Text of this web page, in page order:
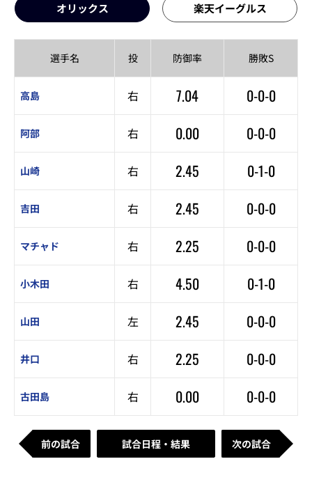
オリックス 楽天イーグルス
選手名 投 防御率 勝敗S
高島 右 7.04 0-0-0
阿部 右 0.00 0-0-0
山崎 右 2.45 0-1-0
吉田 右 2.45 0-0-0
マチャド 右 2.25 0-0-0
小木田 右 4.50 0-1-0
山田 左 2.45 0-0-0
井口 右 2.25 0-0-0
古田島 右 0.00 0-0-0
前の試合 試合日程・結果 次の試合